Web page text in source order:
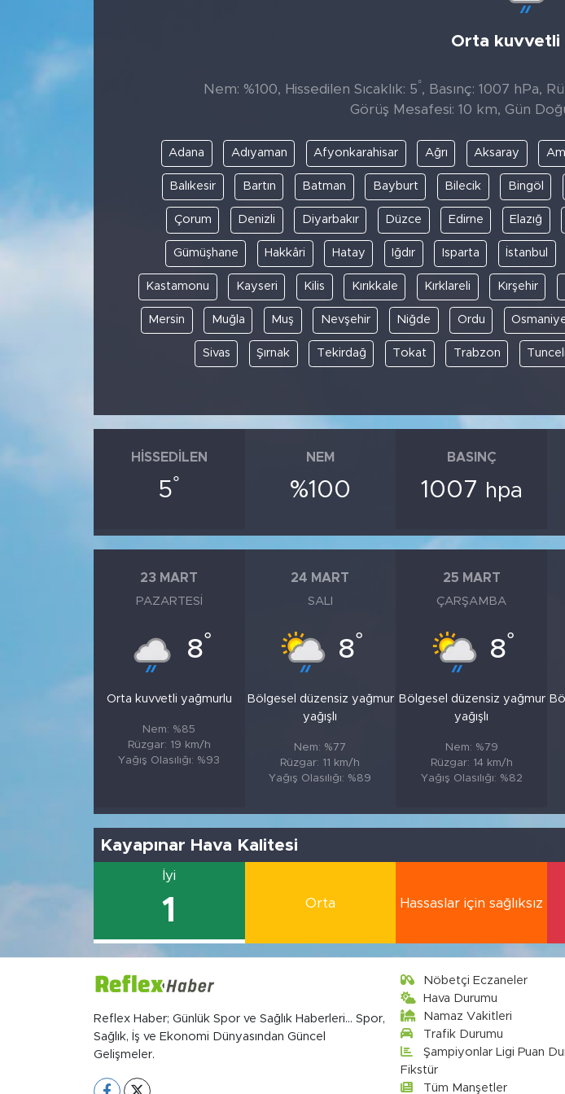
Orta kuvvetli
Nem: %100, Hissedilen Sıcaklık: 5°, Basınç: 1007 hPa,
Görüş Mesafesi: 10 km, Gün
Adana Adıyaman Afyonkarahisar Ağrı Aksaray
Balıkesir Bartın Batman Bayburt Bilecik Bingöl
Çorum Denizli Diyarbakır Düzce Edirne Elazığ
Gümüşhane Hakkâri Hatay Iğdır Isparta İstanbul
Kastamonu Kayseri Kilis Kırıkkale Kırklareli Kırşehir
Mersin Muğla Muş Nevşehir Niğde Ordu
Sivas Şırnak Tekirdağ Tokat Trabzon Tunceli
HISSEDILEN
5°
NEM
%100
BASINÇ
1007 hpa
23 MART
PAZARTESI
8°
Orta kuvvetli yağmurlu
Nem: %85
Rüzgar: 19 km/h
Yağış Olasılığı: %93
24 MART
SALI
8°
Bölgesel düzensiz yağmur
yağışlı
Nem: %77
Rüzgar: 11 km/h
Yağış Olasılığı: %89
25 MART
ÇARŞAMBA
8°
Bölgesel düzensiz yağmur
yağışlı
Nem: %79
Rüzgar: 14 km/h
Yağış Olasılığı: %82
Kayapınar Hava Kalitesi
İyi
1 Orta Hassaslar için sağlıksız
Reflex Haber; Günlük Spor ve Sağlık Haberleri... Spor,
Sağlık, İş ve Ekonomi Dünyasından Güncel
Gelişmeler.
Nöbetçi Eczaneler
Hava Durumu
Namaz Vakitleri
Trafik Durumu
Şampiyonlar Ligi Puan
Fikstür
Tüm Manşetler